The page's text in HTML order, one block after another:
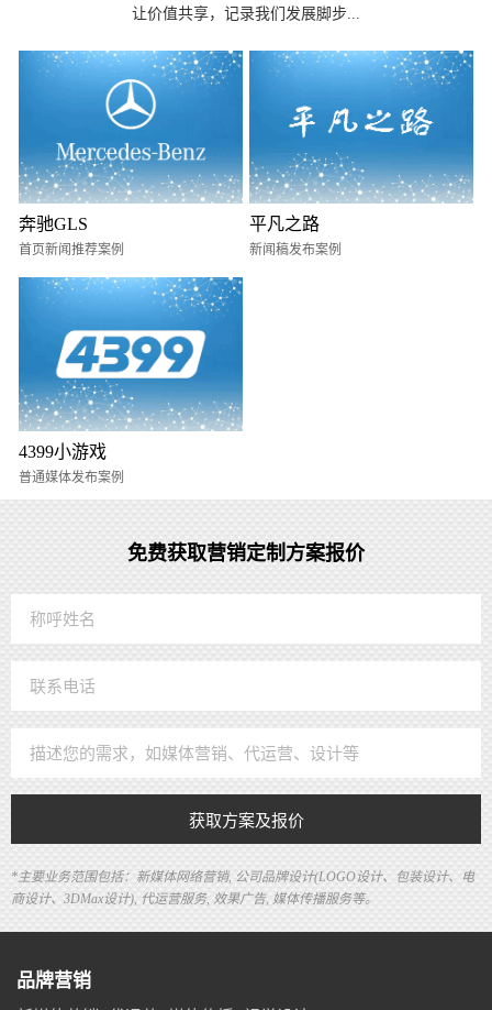
让价值共享，记录我们发展脚步...
奔驰GLS
首页新闻推荐案例
平凡之路
新闻稿发布案例
4399小游戏
普通媒体发布案例
免费获取营销定制方案报价
获取方案及报价
*主要业务范围包括：新媒体网络营销, 公司品牌设计(LOGO设计、包装设计、电
商设计、3DMax设计), 代运营服务, 效果广告, 媒体传播服务等。
品牌营销